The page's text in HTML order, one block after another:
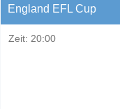
England EFL Cup
Zeit: 20:00